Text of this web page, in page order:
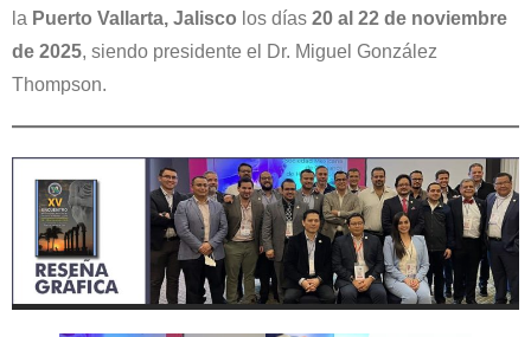
la Puerto Vallarta, Jalisco los días 20 al 22 de noviembre
de 2025, siendo presidente el Dr. Miguel González
Thompson.